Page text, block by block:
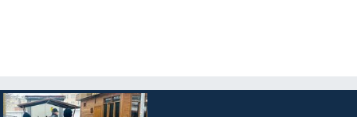
Politika